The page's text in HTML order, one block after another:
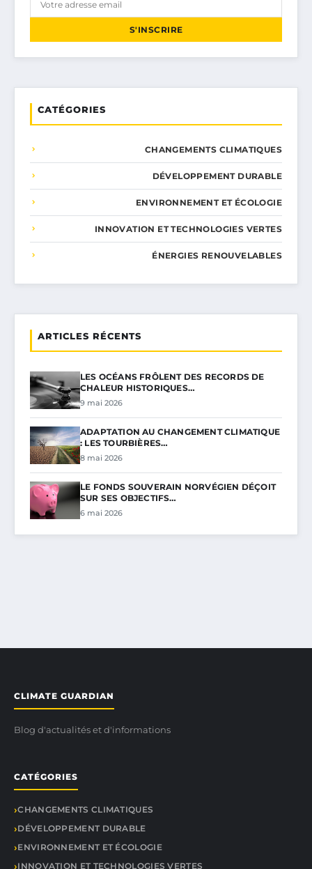
S'INSCRIRE
CATÉGORIES
CHANGEMENTS CLIMATIQUES
DÉVELOPPEMENT DURABLE
ENVIRONNEMENT ET ÉCOLOGIE
INNOVATION ET TECHNOLOGIES VERTES
ÉNERGIES RENOUVELABLES
ARTICLES RÉCENTS
LES OCÉANS FRÔLENT DES RECORDS DE
CHALEUR HISTORIQUES…
9 mai 2026
ADAPTATION AU CHANGEMENT CLIMATIQUE
: LES TOURBIÈRES…
8 mai 2026
LE FONDS SOUVERAIN NORVÉGIEN DÉÇOIT
SUR SES OBJECTIFS…
6 mai 2026
CLIMATE GUARDIAN
Blog d'actualités et d'informations
CATÉGORIES
CHANGEMENTS CLIMATIQUES
DÉVELOPPEMENT DURABLE
ENVIRONNEMENT ET ÉCOLOGIE
INNOVATION ET TECHNOLOGIES VERTES